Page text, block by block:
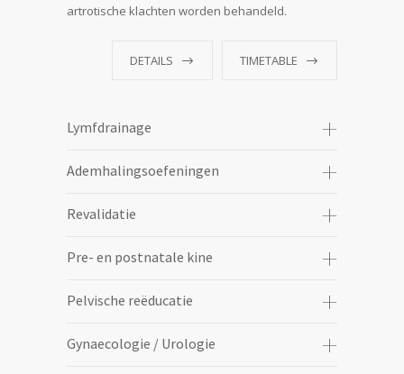
artrotische klachten worden behandeld.
TIMETABLE
DETAILS
Lymfdrainage
Ademhalingsoefeningen
Revalidatie
Pre- en postnatale kine
Pelvische reëducatie
Gynaecologie / Urologie